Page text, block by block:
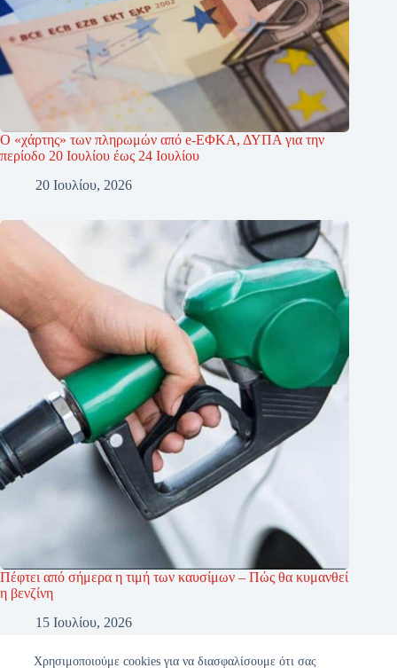
Χρησιμοποιούμε cookies για να διασφαλίσουμε ότι σας
Ο «χάρτης» των πληρωμών από e-ΕΦΚΑ, ΔΥΠΑ για την
περίοδο 20 Ιουλίου έως 24 Ιουλίου
20 Ιουλίου, 2026
Πέφτει από σήμερα η τιμή των καυσίμων – Πώς θα κυμανθεί
η βενζίνη
15 Ιουλίου, 2026